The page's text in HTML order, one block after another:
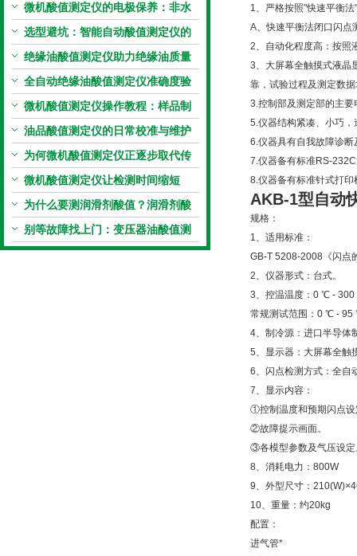
微机酸值测定仪的电极保养：非水
电极的清洗与活化方法
选型避坑：智能自动酸值测定仪的
加热功率与萃取时间关系
绝缘油酸值测定仪助力绝缘油质量
把控，降低设备故障
全自动绝缘油酸值测定仪准确度验
证：标准物质标定步骤
微机酸值测定仪操作教程：样品制
备、参数设置与结果解读
油品酸值测定仪的日常校准与维护
流程
为何微机酸值测定仪正逐步取代传
统手动滴定法？
微机酸值测定仪让检测时间缩短
50%
为什么要测润滑剂酸值？润滑剂酸
值测定法告诉你答案
别等故障找上门：变压器油酸值测
试仪的预警功能
1、严格按照"快速平衡
A、快速平衡法闭口闪点
2、自动化程度高：按照
3、大屏幕全触摸式液晶
靠，试验过程及测定数
3.控制部及测定部的主
5.仪器结构紧凑、小巧，
6.仪器具有自我故障诊断
7.仪器备有标准RS-
8.仪器备有标准针式打
AKB-1型自动
规格：
1、适用标准：
GB-T 5208-2008《闪点
2、仪器形式：台式。
3、控温温度：0 ℃ -
常规测试范围：0 ℃ -
4、制冷源：进口半导体
5、显示器：大屏幕全触
6、闪点检测方式：全自
7、显示内容：
①控制温度和预期闪点设
②故障提示画面。
③各模型参数及气压设定
8、消耗电力：800W
9、外型尺寸：
10、重量：约20kg
配置：
进气管*